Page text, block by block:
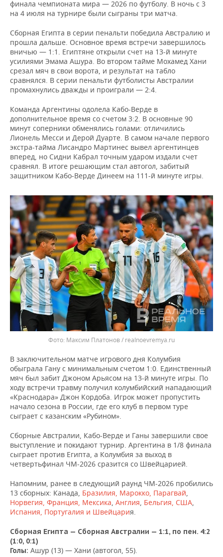
ОТКРЫТАЯ ЛЕКЦИЯ
БАСКЕТБОЛ
ВОЛЕЙБОЛ
КИБЕРСПОРТ
ФИГУРНОЕ КАТАНИЕ
ХОККЕЙ С МЯЧОМ
ИНФРАСТРУКТУРА
ИСТОРИЯ
КУЛЬТУРА
МЕДИЦИНА
ПРОИСШЕСТВИЯ
СПРАВОЧНИК
СПИСОК ПЕРСОН
СПИСОК КОМПАНИЙ
ПОЛНАЯ ВЕРСИЯ
финала чемпионата мира — 2026 по футболу. В ночь с 3
на 4 июля на турнире были сыграны три матча.
Сборная Египта в серии пенальти победила Австралию и
прошла дальше. Основное время встречи завершилось
вничью — 1:1. Египтяне открыли счет на 13-й минуте
усилиями Эмама Ашура. Во втором тайме Мохамед Хани
срезал мяч в свои ворота, и результат на табло
сравнялся. В серии пенальти футболисты Австралии
промахнулись дважды и проиграли — 2:4.
Команда Аргентины одолела Кабо-Верде в
дополнительное время со счетом 3:2. В основные 90
минут соперники обменялись голами: отличились
Лионель Месси и Дерой Дуарте. В самом начале первого
экстра-тайма Лисандро Мартинес вывел аргентинцев
вперед, но Сидни Кабрал точным ударом издали счет
сравнял. В итоге решающим стал автогол, забитый
защитником Кабо-Верде Динеем на 111-й минуте игры.
Максим Платонов / realnoevremya.ru
В заключительном матче игрового дня Колумбия
обыграла Гану с минимальным счетом 1:0. Единственный
мяч был забит Джоном Арьясом на 13-й минуте игры. По
ходу встречи травму получил колумбийский нападающий
«Краснодара» Джон Кордоба. Игрок может пропустить
начало сезона в России, где его клуб в первом туре
сыграет с казанским «Рубином».
Сборные Австралии, Кабо-Верде и Ганы завершили свое
выступление и покидают турнир. Аргентина в 1/8 финала
сыграет против Египта, а Колумбия за выход в
четвертьфинал ЧМ-2026 сразится со Швейцарией.
Напомним, ранее в следующий раунд ЧМ-2026 пробились
13 сборных: Канада, Бразилия, Марокко, Парагвай,
Норвегия, Франция, Мексика, Англия, Бельгия, США,
Испания, Португалия и Швейцария.
Сборная Египта — Сборная Австралии — 1:1, по пен. 4:2
(1:0, 0:1)
Голы: Ашур (13) — Хани (автогол, 55).